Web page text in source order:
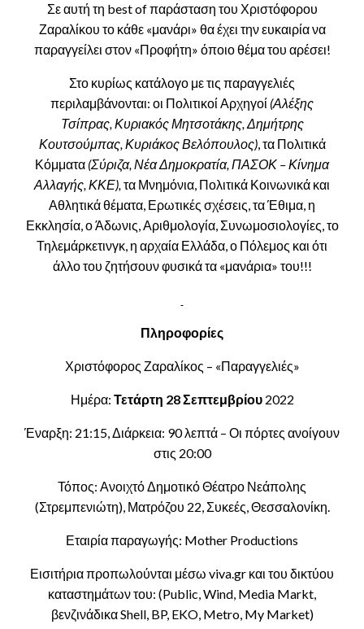
Σε αυτή τη best of παράσταση του Χριστόφορου
Ζαραλίκου το κάθε «μανάρι» θα έχει την ευκαιρία να
παραγγείλει στον «Προφήτη» όποιο θέμα του αρέσει!
Στο κυρίως κατάλογο με τις παραγγελιές
περιλαμβάνονται: οι Πολιτικοί Αρχηγοί (Αλέξης
Τσίπρας, Κυριακός Μητσοτάκης, Δημήτρης
Κουτσούμπας, Κυριάκος Βελόπουλος), τα Πολιτικά
Κόμματα (Σύριζα, Νέα Δημοκρατία, ΠΑΣΟΚ – Κίνημα
Αλλαγής, ΚΚΕ),τα Μνημόνια, Πολιτικά Κοινωνικά και
Αθλητικά θέματα, Ερωτικές σχέσεις, τα Έθιμα, η
Εκκλησία, ο Άδωνις, Αριθμολογία, Συνωμοσιολογίες, το
Τηλεμάρκετινγκ, η αρχαία Ελλάδα, ο Πόλεμος και ότι
άλλο του ζητήσουν φυσικά τα «μανάρια» του!!!
Πληροφορίες
Χριστόφορος Ζαραλίκος – «Παραγγελιές»
Ημέρα: Τετάρτη 28 Σεπτεμβρίου 2022
Έναρξη: 21:15, Διάρκεια: 90 λεπτά – Οι πόρτες ανοίγουν
στις 20:00
Τόπος: Ανοιχτό Δημοτικό Θέατρο Νεάπολης
(Στρεμπενιώτη), Ματρόζου 22, Συκεές, Θεσσαλονίκη.
Εταιρία παραγωγής: Mother Productions
Εισιτήρια προπωλούνται μέσω viva.gr και του δικτύου
καταστημάτων του: (Public, Wind, Media Markt,
βενζινάδικα Shell, BP, EKO, Metro, My Market)